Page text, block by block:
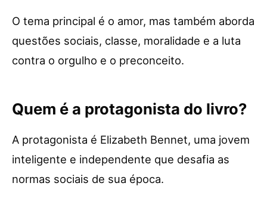
O tema principal é o amor, mas também aborda
questões sociais, classe, moralidade e a luta
contra o orgulho e o preconceito.
Quem é a protagonista do livro?
A protagonista é Elizabeth Bennet, uma jovem
inteligente e independente que desafia as
normas sociais de sua época.